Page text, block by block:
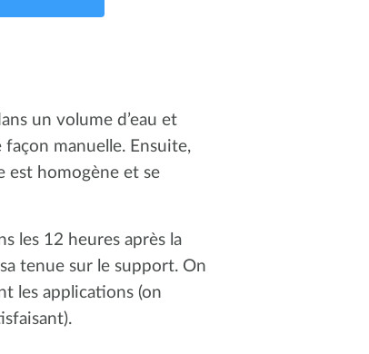
un volume d’eau et
manuelle. Ensuite,
est homogène et se
les 12 heures après la
tenue sur le support. On
les applications (on